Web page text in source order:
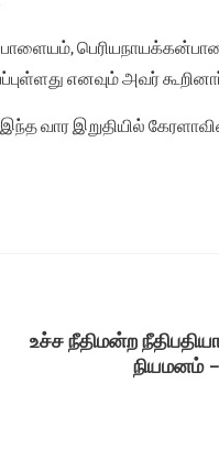
எனவும் அவர்
வார இறுதியில்
உச்ச நீதிமன்ற
நியமனம்